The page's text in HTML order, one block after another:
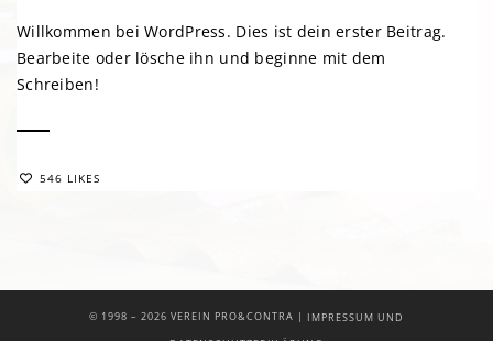
Willkommen bei WordPress. Dies ist dein erster Beitrag.
Bearbeite oder lösche ihn und beginne mit dem
Schreiben!
546 LIKES
© 1998 – 2026 VEREIN PRO&CONTRA | IMPRESSUM UND